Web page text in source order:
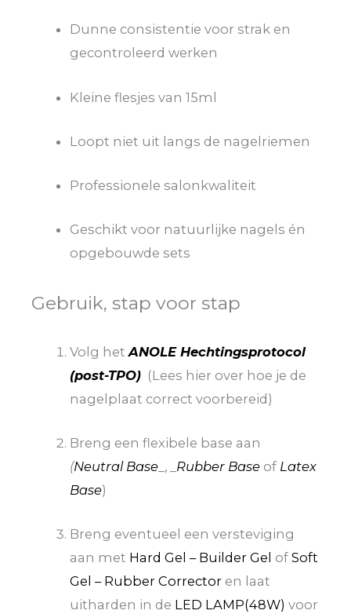
Dunne consistentie voor strak en
gecontroleerd werken
Kleine flesjes van 15ml
Loopt niet uit langs de nagelriemen
Professionele salonkwaliteit
Geschikt voor natuurlijke nagels én
opgebouwde sets
Gebruik, stap voor stap
Volg hetANOLE Hechtingsprotocol
(post-TPO) (Lees hier over hoe je de
nagelplaat correct voorbereid)
Breng een flexibele base aan
(Neutral Base _, _ Rubber Base of Latex
Base)
Breng eventueel een versteviging
aan met Hard Gel – Builder Gel ofSoft
Gel – Rubber Corrector en laat
uitharden in de LED LAMP(48W) voor